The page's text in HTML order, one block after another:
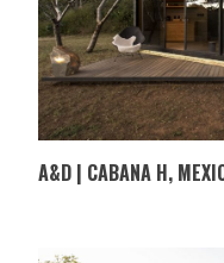
A&D | CABANA H,